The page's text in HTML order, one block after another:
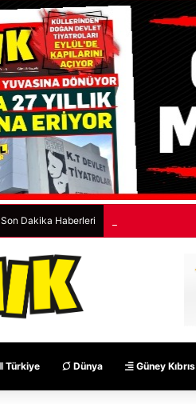
Son Dakika Haberleri
Türkiye Dünya Güney Kıbrıs